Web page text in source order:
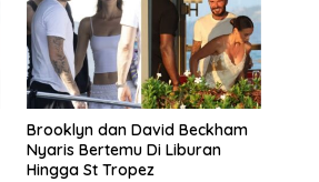
Brooklyn dan David Beckham
Nyaris Bertemu Di Liburan
Hingga St Tropez